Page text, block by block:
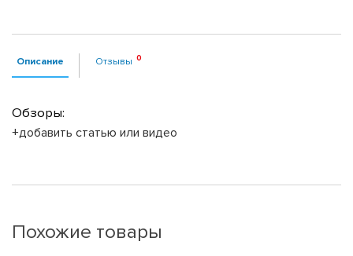
Описание Отзывы
Обзоры:
+добавить статью или видео
Похожие товары